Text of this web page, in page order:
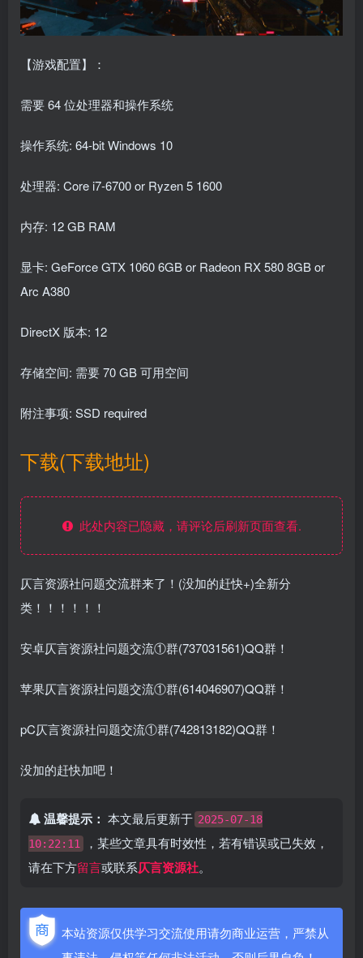
【游戏配置】：
需要 64 位处理器和操作系统
操作系统: 64-bit Windows 10
处理器: Core i7-6700 or Ryzen 5 1600
内存: 12 GB RAM
显卡: GeForce GTX 1060 6GB or Radeon RX 580 8GB or
Arc A380
DirectX 版本: 12
存储空间: 需要 70 GB 可用空间
附注事项: SSD required
下载(下载地址)
此处内容已隐藏，请评论后刷新页面查看.
仄言资源社问题交流群来了！(没加的赶快+)全新分
类！！！！！！
安卓仄言资源社问题交流①群(737031561)QQ群！
苹果仄言资源社问题交流①群(614046907)QQ群！
pC仄言资源社问题交流①群(742813182)QQ群！
没加的赶快加吧！
温馨提示： 本文最后更新于 2025-07-18
10:22:11
，某些文章具有时效性，若有错误或已失效，
请在下方留言或联系仄言资源社。
本站资源仅供学习交流使用请勿商业运营，严禁从